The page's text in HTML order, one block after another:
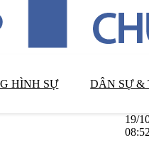
HÌNH SỰ DÂN SỰ &
19/
08:52